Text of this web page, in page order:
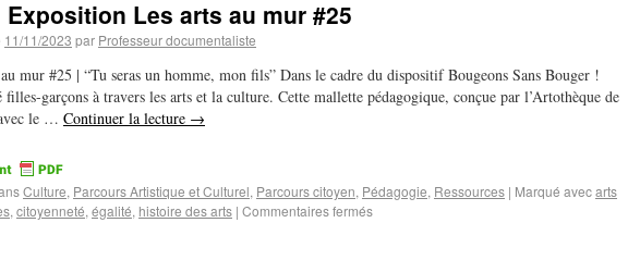
Exposition Les arts au mur #25
11/11/2023 par Professeur documentaliste
mur #25 | “Tu seras un homme, mon fils” Dans le cadre du dispositif Bougeons Sans Bouger !
filles-garçons à travers les arts et la culture. Cette mallette pédagogique, conçue par l’Artothèque de
le … Continuer la lecture →
Culture, Parcours Artistique et Culturel, Parcours citoyen, Pédagogie, Ressources | Marqué avecarts
, citoyenneté, égalité, histoire des arts | Commentaires fermés